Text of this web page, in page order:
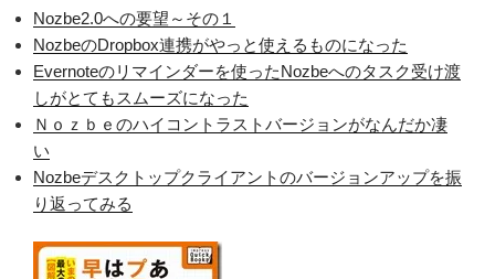
Nozbe2.0への要望～その１
NozbeのDropbox連携がやっと使えるものになった
Evernoteのリマインダーを使ったNozbeへのタスク受け渡
しがとてもスムーズになった
Ｎｏｚｂｅのハイコントラストバージョンがなんだか凄
い
Nozbeデスクトップクライアントのバージョンアップを振
り返ってみる